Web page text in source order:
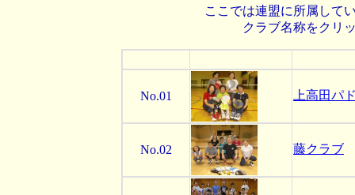
ここでは連盟に所属して
クラブ名称をクリ
No.01 上高田パ
No.02 藤クラブ